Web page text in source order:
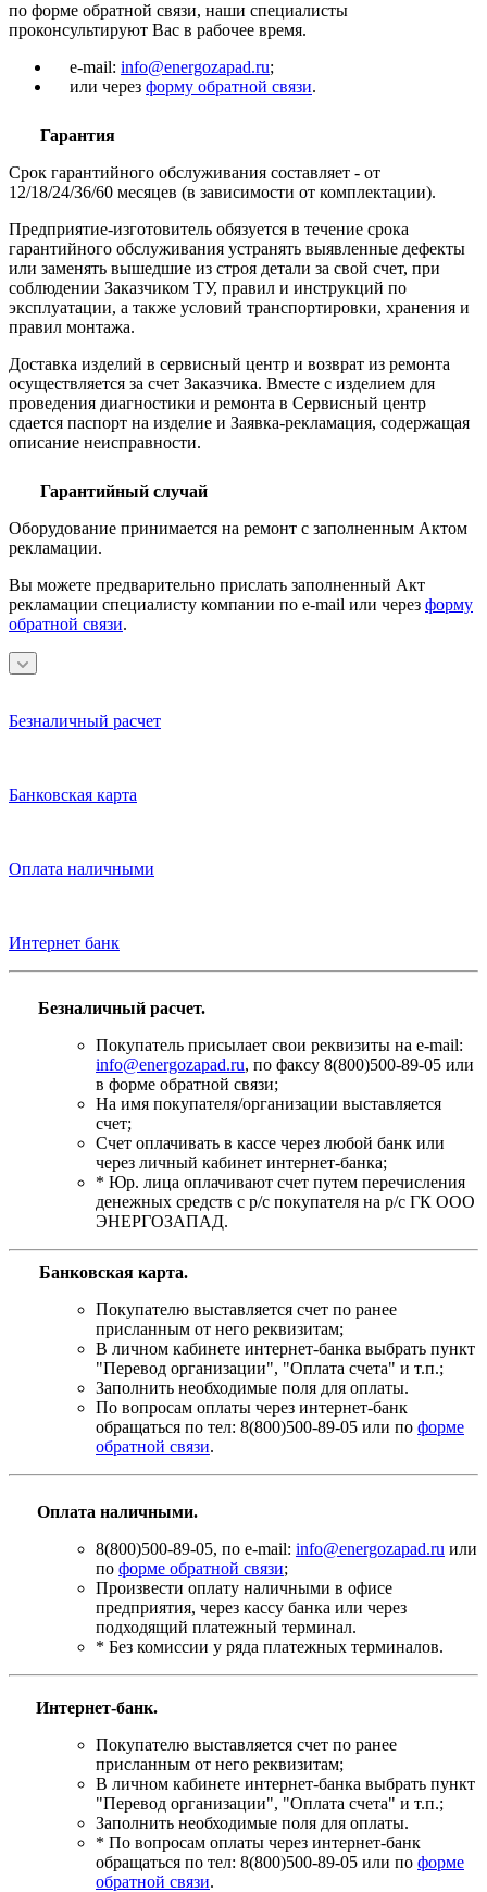
по форме обратной связи, наши специалисты
проконсультируют Вас в рабочее время.
e-mail: info@energozapad.ru;
или через форму обратной связи.
Гарантия
Срок гарантийного обслуживания составляет - от
12/18/24/36/60 месяцев (в зависимости от комплектации).
Предприятие-изготовитель обязуется в течение срока
гарантийного обслуживания устранять выявленные дефекты
или заменять вышедшие из строя детали за свой счет, при
соблюдении Заказчиком ТУ, правил и инструкций по
эксплуатации, а также условий транспортировки, хранения и
правил монтажа.
Доставка изделий в сервисный центр и возврат из ремонта
осуществляется за счет Заказчика. Вместе с изделием для
проведения диагностики и ремонта в Сервисный центр
сдается паспорт на изделие и Заявка-рекламация, содержащая
описание неисправности.
Гарантийный случай
Оборудование принимается на ремонт с заполненным Актом
рекламации.
Вы можете предварительно прислать заполненный Акт
рекламации специалисту компании по e-mail или через форму
обратной связи.
Безналичный расчет
Банковская карта
Оплата наличными
Интернет банк
Безналичный расчет.
Покупатель присылает свои реквизиты на e-mail:
info@energozapad.ru, по факсу 8(800)500-89-05 или
в форме обратной связи;
На имя покупателя/организации выставляется
счет;
Счет оплачивать в кассе через любой банк или
через личный кабинет интернет-банка;
* Юр. лица оплачивают счет путем перечисления
денежных средств с р/с покупателя на р/с ГК ООО
ЭНЕРГОЗАПАД.
Банковская карта.
Покупателю выставляется счет по ранее
присланным от него реквизитам;
В личном кабинете интернет-банка выбрать пункт
"Перевод организации", "Оплата счета" и т.п.;
Заполнить необходимые поля для оплаты.
По вопросам оплаты через интернет-банк
обращаться по тел: 8(800)500-89-05 или по форме
обратной связи.
Оплата наличными.
8(800)500-89-05, по e-mail: info@energozapad.ru или
по форме обратной связи;
Произвести оплату наличными в офисе
предприятия, через кассу банка или через
подходящий платежный терминал.
* Без комиссии у ряда платежных терминалов.
Интернет-банк.
Покупателю выставляется счет по ранее
присланным от него реквизитам;
В личном кабинете интернет-банка выбрать пункт
"Перевод организации", "Оплата счета" и т.п.;
Заполнить необходимые поля для оплаты.
* По вопросам оплаты через интернет-банк
обращаться по тел: 8(800)500-89-05 или по форме
обратной связи.